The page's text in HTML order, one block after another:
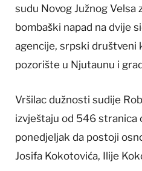
sudu Novog Južnog Velsa
bombaški napad na dvije
agencije, srpski društveni
pozorište u Njutaunu i
Vršilac dužnosti sudije
izvještaju od 546 stranica
ponedjeljak da postoji
Josifa Kokotovića, Ilije